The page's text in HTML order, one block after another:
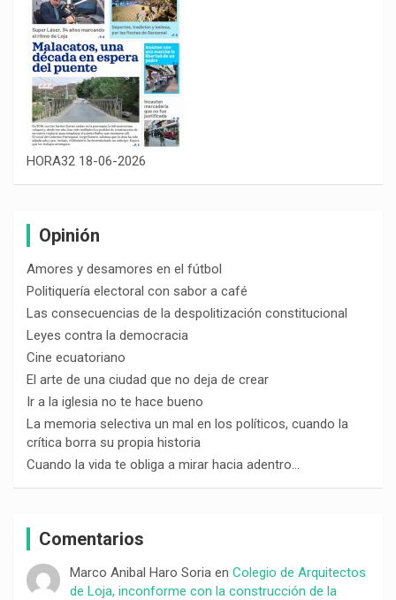
HORA32 18-06-2026
Opinión
Amores y desamores en el fútbol
Politiquería electoral con sabor a café
Las consecuencias de la despolitización constitucional
Leyes contra la democracia
Cine ecuatoriano
El arte de una ciudad que no deja de crear
Ir a la iglesia no te hace bueno
La memoria selectiva un mal en los políticos, cuando la
crítica borra su propia historia
Cuando la vida te obliga a mirar hacia adentro…
Comentarios
Marco Anibal Haro Soriaen Colegio de Arquitectos
de Loja, inconforme con la construcción de la